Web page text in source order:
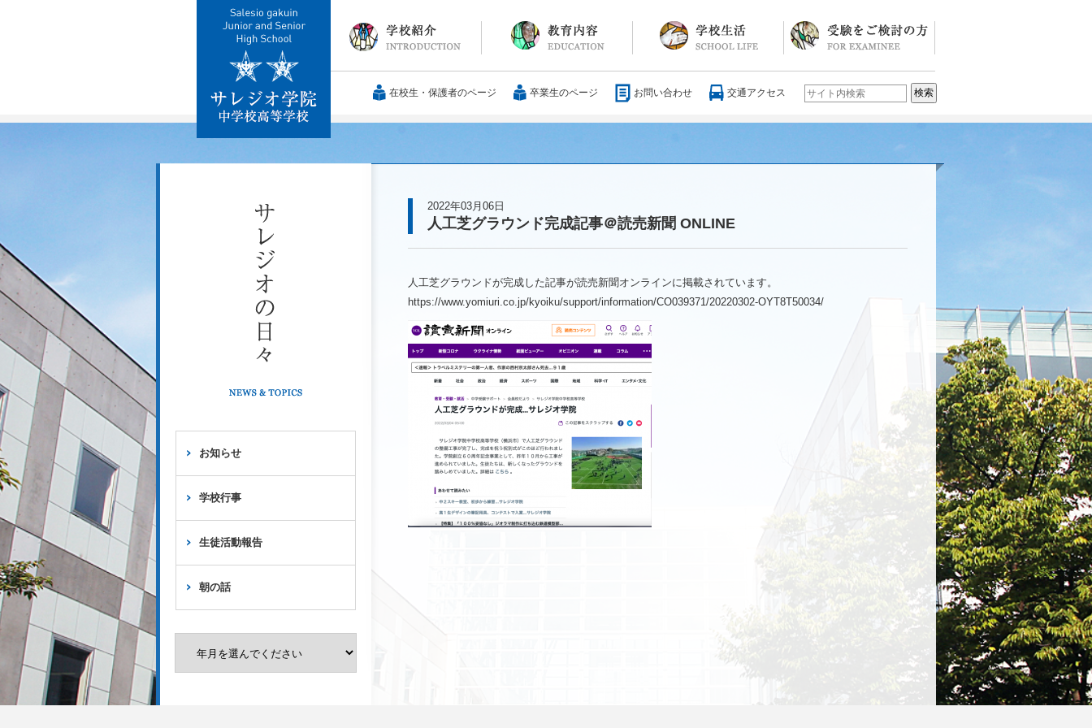
校長メッセージ
教育方針・沿革
施設紹介
交通アクセス 25歳の男づくり
カリキュラム
教科
国際交流
大学合格実績 行事・イベント
部活動
ボランティア
サレジアンエピソード
サレジオの日々(ブログ) 学校説明会・イベント一覧
入試要項・入試結果
Q&A
お問い合わせ
学校案内パンフレット
在校生・保護者のページ 卒業生のページ お問い合わせ 交通アクセス
お知らせ
学校行事
生徒活動報告
朝の話
2022年03月06日
人工芝グラウンド完成記事＠読売新聞 ONLINE
人工芝グラウンドが完成した記事が読売新聞オンラインに掲載されています。
https://www.yomiuri.co.jp/kyoiku/support/information/CO039371/20220302-OYT8T50034/